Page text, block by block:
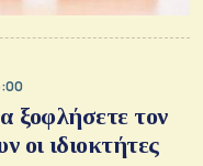
ξοφλήσετε τον
οι ιδιοκτήτες